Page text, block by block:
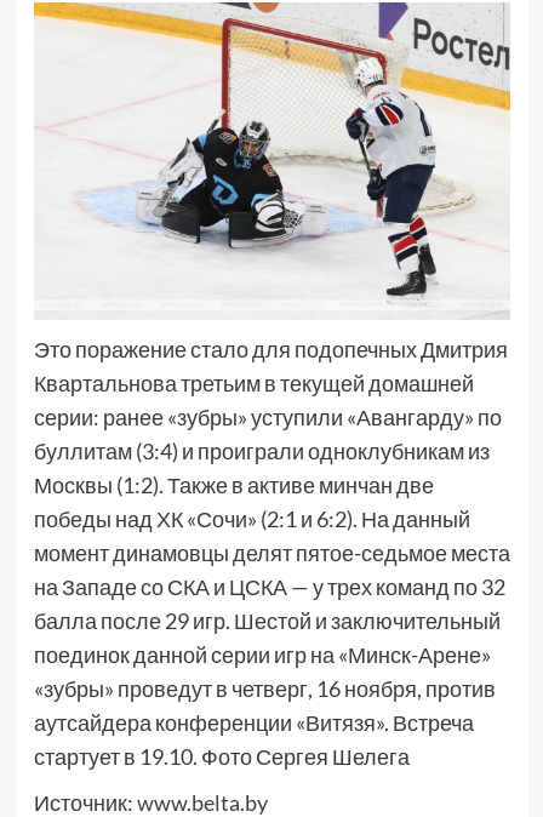
Это поражение стало для подопечных Дмитрия
Квартальнова третьим в текущей домашней
серии: ранее «зубры» уступили «Авангарду» по
буллитам (3:4) и проиграли одноклубникам из
Москвы (1:2). Также в активе минчан две
победы над ХК «Сочи» (2:1 и 6:2). На данный
момент динамовцы делят пятое-седьмое места
на Западе со СКА и ЦСКА — у трех команд по 32
балла после 29 игр. Шестой и заключительный
поединок данной серии игр на «Минск-Арене»
«зубры» проведут в четверг, 16 ноября, против
аутсайдера конференции «Витязя». Встреча
стартует в 19.10. Фото Сергея Шелега
Источник:www.belta.by